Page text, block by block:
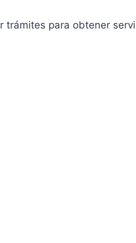
trámites para obtener